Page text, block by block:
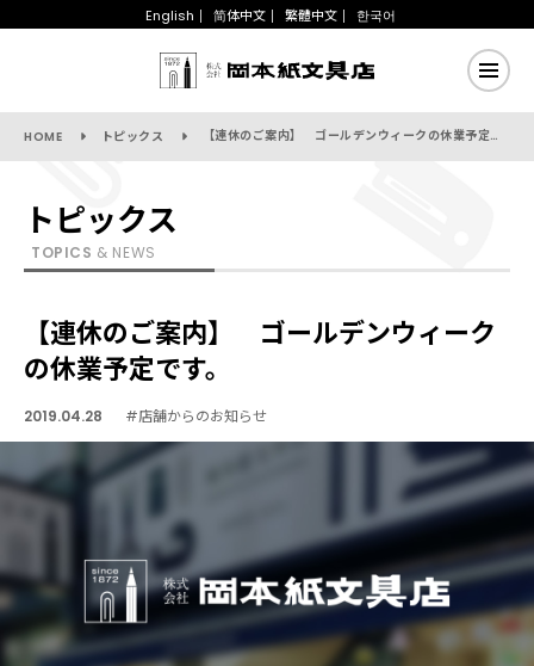
English 简体中文 繁體中文 한국어
HOME トピックス 【連休のご案内】 ゴールデンウィークの休業予定です。
トピックス
TOPICS & NEWS
【連休のご案内】 ゴールデンウィーク
の休業予定です。
2019.04.28 #店舗からのお知らせ